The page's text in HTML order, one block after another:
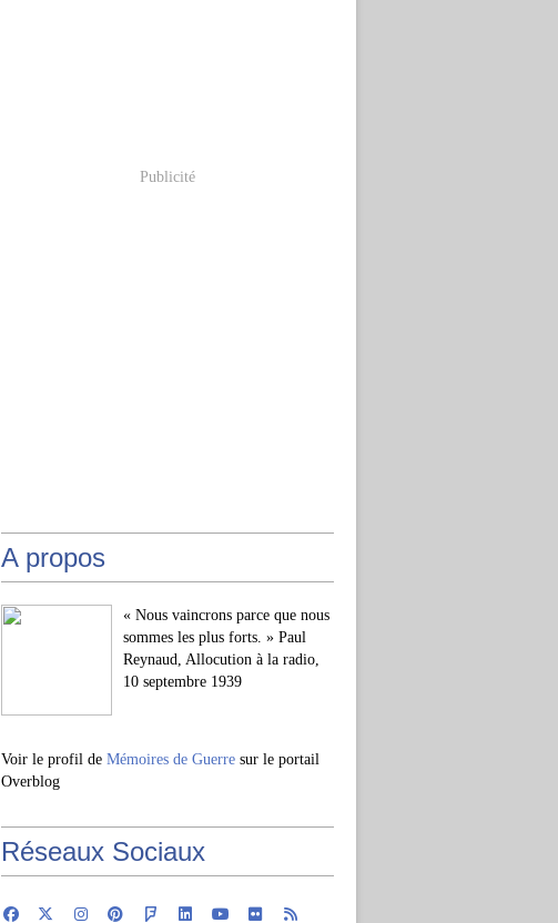
Publicité
A propos
« Nous vaincrons parce que nous
sommes les plus forts. » Paul
Reynaud, Allocution à la radio,
10 septembre 1939
Voir le profil de Mémoires de Guerre sur le portail
Overblog
Réseaux Sociaux